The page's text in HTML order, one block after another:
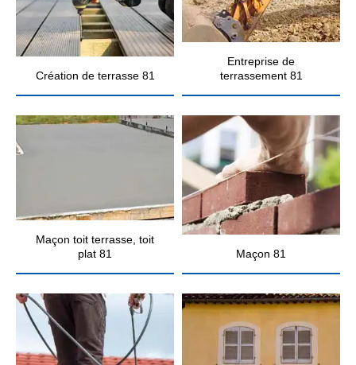
Création de terrasse 81
Entreprise de
terrassement 81
Maçon toit terrasse, toit
plat 81
Maçon 81